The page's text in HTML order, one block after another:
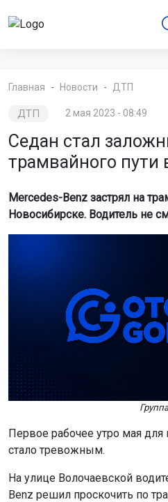
Главная Новости ДТП
ДТП 2 мая 2023 - 08:49
Седан стал
трамвайного пути
Mercedes-Benz застрял на
Новосибирске. Водитель не
Первое рабочее утро мая
стало тревожным.
На улице Волочаевской
Benz решил проскочить по